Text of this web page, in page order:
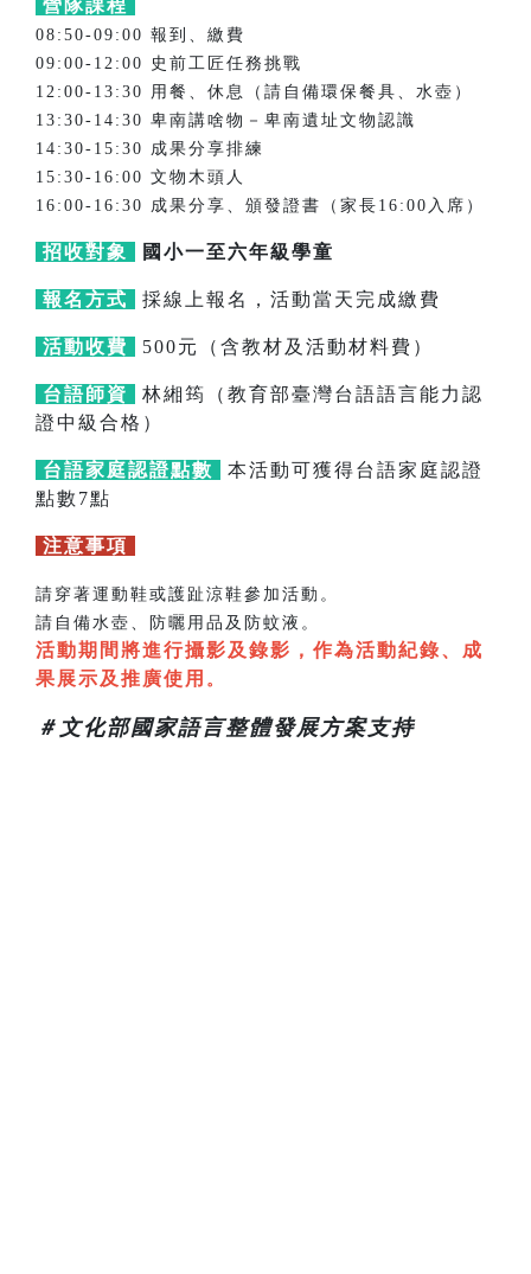
營隊課程
08:50-09:00 報到、繳費
09:00-12:00 史前工匠任務挑戰
12:00-13:30 用餐、休息（請自備環保餐具、水壺）
13:30-14:30 卑南講啥物－卑南遺址文物認識
14:30-15:30 成果分享排練
15:30-16:00 文物木頭人
16:00-16:30 成果分享、頒發證書（家長16:00入席）
招收對象 國小一至六年級學童
報名方式 採線上報名，活動當天完成繳費
活動收費 500元（含教材及活動材料費）
台語師資
林緗筠（教育部臺灣台語語言能力認
證中級合格）
台語家庭認證點數
本活動可獲得台語家庭認證
點數7點
注意事項
請穿著運動鞋或護趾涼鞋參加活動。
請自備水壺、防曬用品及防蚊液。
活動期間將進行攝影及錄影，作為活動紀錄、成
果展示及推廣使用 。
＃文化部國家語言整體發展方案支持